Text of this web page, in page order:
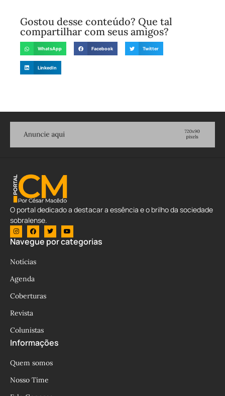
Gostou desse conteúdo? Que tal
compartilhar com seus amigos?
WhatsApp Facebook Twitter
LinkedIn
O portal dedicado a destacar a essência e o brilho da sociedade
sobralense.
Navegue por categorias
Notícias
Agenda
Coberturas
Revista
Colunistas
Informações
Quem somos
Nosso Time